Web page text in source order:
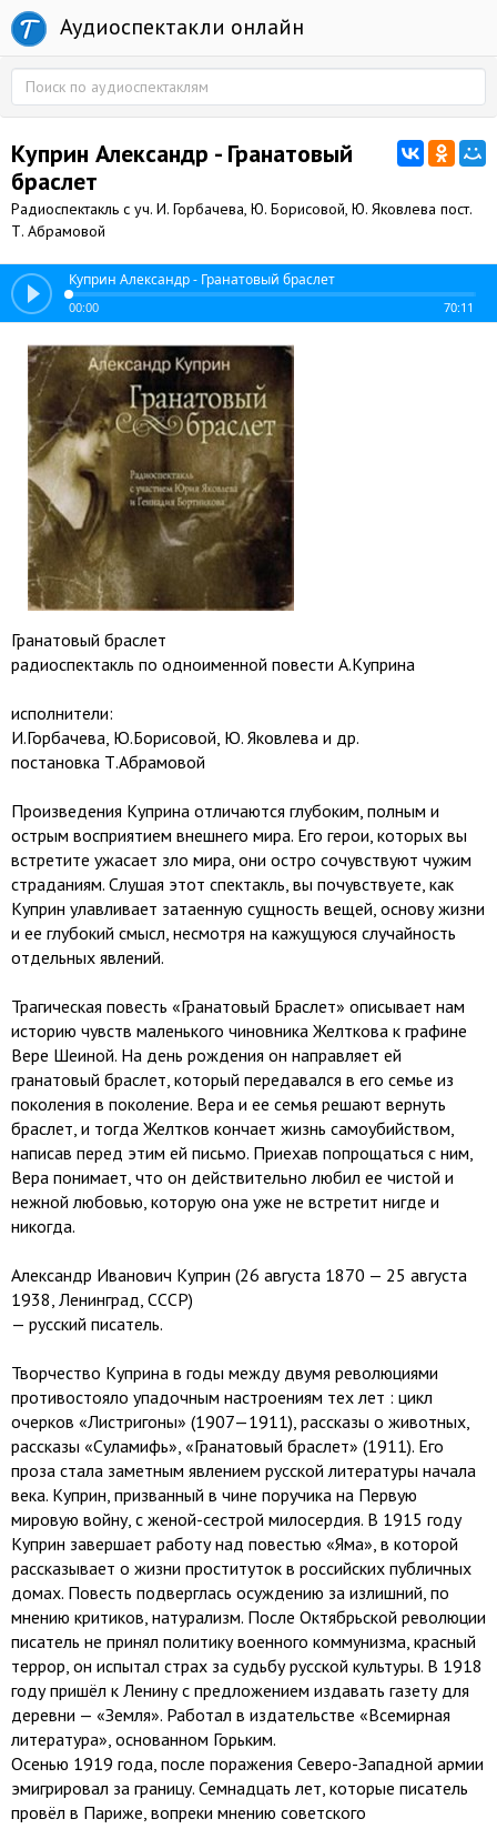
Аудиоспектакли онлайн
Куприн Александр - Гранатовый
браслет
Радиоспектакль с уч. И. Горбачева, Ю. Борисовой, Ю. Яковлева пост.
Т. Абрамовой
Куприн Александр - Гранатовый браслет
00:00 70:11
Гранатовый браслет
радиоспектакль по одноименной повести А.Куприна
исполнители:
И.Горбачева, Ю.Борисовой, Ю. Яковлева и др.
постановка Т.Абрамовой
Произведения Куприна отличаются глубоким, полным и
острым восприятием внешнего мира. Его герои, которых вы
встретите ужасает зло мира, они остро сочувствуют чужим
страданиям. Слушая этот спектакль, вы почувствуете, как
Куприн улавливает затаенную сущность вещей, основу жизни
и ее глубокий смысл, несмотря на кажущуюся случайность
отдельных явлений.
Трагическая повесть «Гранатовый Браслет» описывает нам
историю чувств маленького чиновника Желткова к графине
Вере Шеиной. На день рождения он направляет ей
гранатовый браслет, который передавался в его семье из
поколения в поколение. Вера и ее семья решают вернуть
браслет, и тогда Желтков кончает жизнь самоубийством,
написав перед этим ей письмо. Приехав попрощаться с ним,
Вера понимает, что он действительно любил ее чистой и
нежной любовью, которую она уже не встретит нигде и
никогда.
Александр Иванович Куприн (26 августа 1870 — 25 августа
1938, Ленинград, СССР)
— русский писатель.
Творчество Куприна в годы между двумя революциями
противостояло упадочным настроениям тех лет : цикл
очерков «Листригоны» (1907—1911), рассказы о животных,
рассказы «Суламифь», «Гранатовый браслет» (1911). Его
проза стала заметным явлением русской литературы начала
века. Куприн, призванный в чине поручика на Первую
мировую войну, с женой-сестрой милосердия. В 1915 году
Куприн завершает работу над повестью «Яма», в которой
рассказывает о жизни проституток в российских публичных
домах. Повесть подверглась осуждению за излишний, по
мнению критиков, натурализм. После Октябрьской революции
писатель не принял политику военного коммунизма, красный
террор, он испытал страх за судьбу русской культуры. В 1918
году пришёл к Ленину с предложением издавать газету для
деревни — «Земля». Работал в издательстве «Всемирная
литература», основанном Горьким.
Осенью 1919 года, после поражения Северо-Западной армии
эмигрировал за границу. Семнадцать лет, которые писатель
провёл в Париже, вопреки мнению советского